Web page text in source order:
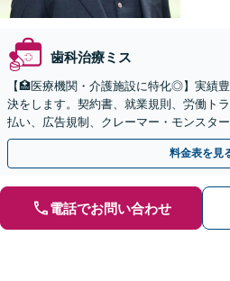
歯科治療ミス
【🏥医療機関・介護施設に特化◎】実績
決をします。契約書、就業規則、労働ト
払い、広告規制、クレーマー・モンスタ
事故などに対応【顧問契約あり】
料金表を見
電話でお問い合わせ